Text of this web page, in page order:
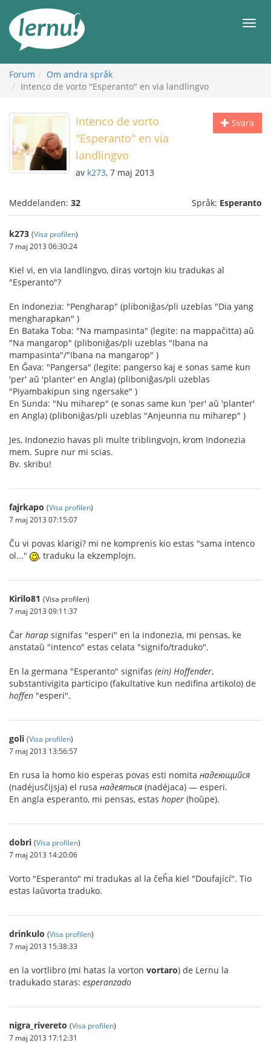
sidans
innehåll
Meny
Forum
Om andra språk
Intenco de vorto "Esperanto" en via landlingvo
Svara
Intenco de vorto
"Esperanto" en via
landlingvo
av k273, 7 maj 2013
Meddelanden: 32 Språk: Esperanto
k273 (Visa profilen)
7 maj 2013 06:30:24
Kiel vi, en via landlingvo, diras vortojn kiu tradukas al
"Esperanto"?
En Indonezia: "Pengharap" (pliboniĝas/pli uzeblas "Dia yang
mengharapkan" )
En Bataka Toba: "Na mampasinta" (legite: na mappaĉitta) aŭ
"Na mangarop" (pliboniĝas/pli uzeblas "Ibana na
mampasinta"/"Ibana na mangarop" )
En Ĝava: "Pangersa" (legite: pangerso kaj e sonas same kun
'per' aŭ 'planter' en Angla) (pliboniĝas/pli uzeblas
"Piyambakipun sing ngersake" )
En Sunda: "Nu miharep" (e sonas same kun 'per' aŭ 'planter'
en Angla) (pliboniĝas/pli uzeblas "Anjeunna nu miharep" )
Jes, Indonezio havas pli multe triblingvojn, krom Indonezia
mem. Supre nur mi scias.
Bv. skribu!
fajrkapo (Visa profilen)
7 maj 2013 07:15:07
Ĉu vi povas klarigi? mi ne komprenis kio estas "sama intenco
ol..."
, traduku la ekzemplojn.
Kirilo81 (Visa profilen)
7 maj 2013 09:11:37
Ĉar harap signifas "esperi" en la indonezia, mi pensas, ke
anstataŭ "intenco" estas celata "signifo/traduko".
En la germana "Esperanto" signifas (ein) Hoffender,
substantivigita participo (fakultative kun nedifina artikolo) de
hoffen "esperi".
goli (Visa profilen)
7 maj 2013 13:56:57
En rusa la homo kio esperas povas esti nomita надеющийся
(nadéjusĉijsja) el rusa надеяться (nadéjaca) — esperi.
En angla esperanto, mi pensas, estas hoper (hoŭpe).
dobri (Visa profilen)
7 maj 2013 14:20:06
Vorto "Esperanto" mi tradukas al la ĉeĥa kiel "Doufající". Tio
estas laŭvorta traduko.
drinkulo (Visa profilen)
7 maj 2013 15:38:33
en la vortlibro (mi hatas la vorton vortaro) de Lernu la
tradukado staras: esperanzado
nigra_rivereto (Visa profilen)
7 maj 2013 17:12:31